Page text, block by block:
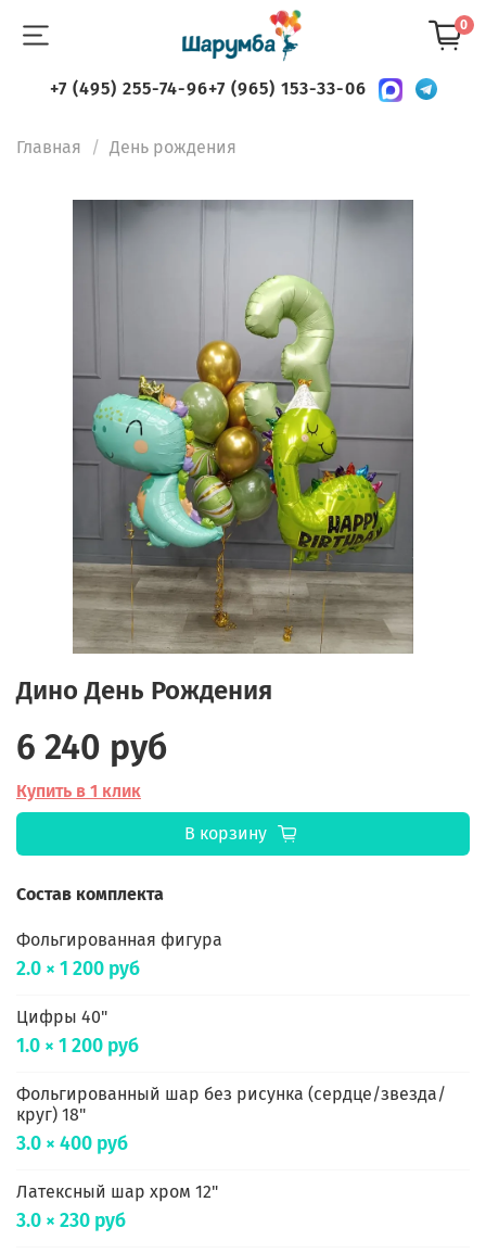
0
+7 (495) 255-74-96+7 (965) 153-33-06
Главная День рождения
Дино День Рождения
6 240 руб
Купить в 1 клик
В корзину
Состав комплекта
Фольгированная фигура
2.0 × 1 200 руб
Цифры 40"
1.0 × 1 200 руб
Фольгированный шар без рисунка (сердце/звезда/
круг) 18"
3.0 × 400 руб
Латексный шар хром 12"
3.0 × 230 руб